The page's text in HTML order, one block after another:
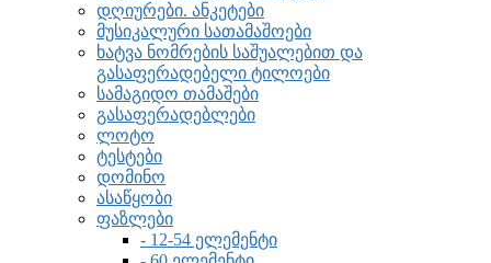
დღიურები. ანკეტები
მუსიკალური სათამაშოები
ხატვა ნომრების საშუალებით და
გასაფერადებელი ტილოები
სამაგიდო თამაშები
გასაფერადებლები
ლოტო
ტესტები
დომინო
ასაწყობი
ფაზლები
- 12-54 ელემენტი